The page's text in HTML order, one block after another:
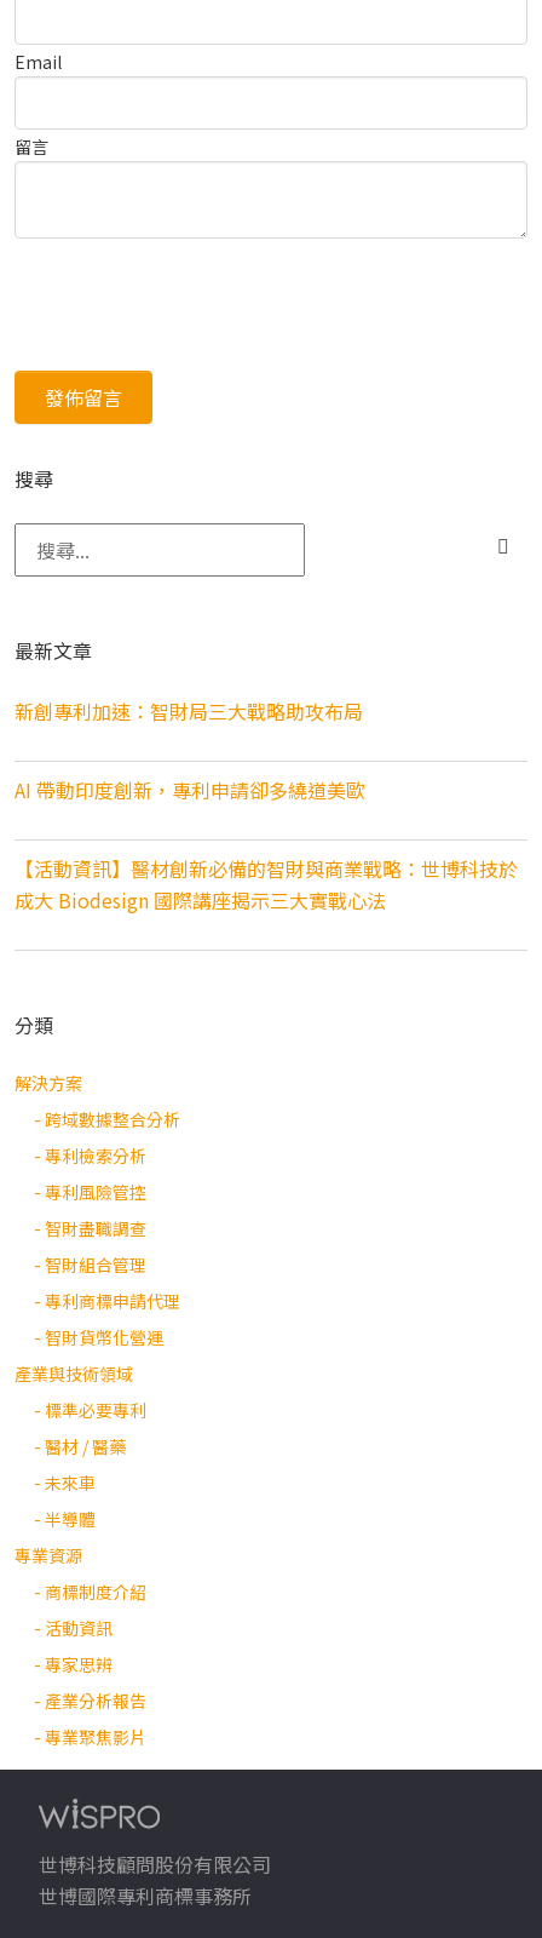
Email
留言
搜尋
搜尋關鍵字:
最新文章
新創專利加速：智財局三大戰略助攻布局
AI 帶動印度創新，專利申請卻多繞道美歐
【活動資訊】醫材創新必備的智財與商業戰略：世博科技於
成大 Biodesign 國際講座揭示三大實戰心法
分類
解決方案
- 跨域數據整合分析
- 專利檢索分析
- 專利風險管控
- 智財盡職調查
- 智財組合管理
- 專利商標申請代理
- 智財貨幣化營運
產業與技術領域
- 標準必要專利
- 醫材 / 醫藥
- 未來車
- 半導體
專業資源
- 商標制度介紹
- 活動資訊
- 專家思辨
- 產業分析報告
- 專業聚焦影片
世博科技顧問股份有限公司
世博國際專利商標事務所